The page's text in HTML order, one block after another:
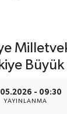
- 09:30
YAYINLANMA